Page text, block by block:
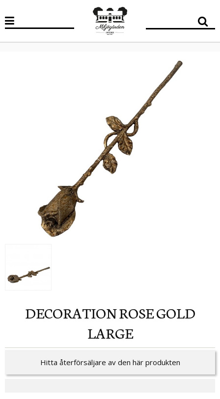
DECORATION ROSE GOLD
LARGE
Hitta återförsäljare av den här produkten